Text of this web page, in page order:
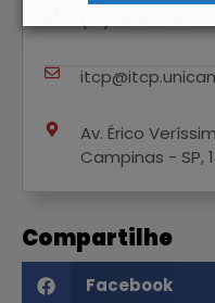
Av. Érico
Campinas - SP,
Compartilhe
Facebook